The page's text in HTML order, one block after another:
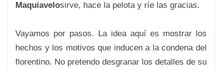
Maquiavelosirve, hace la pelota y ríe las gracias.
Vayamos por pasos. La idea aquí es mostrar los
hechos y los motivos que inducen a la condena del
florentino. No pretendo desgranar los detalles de su